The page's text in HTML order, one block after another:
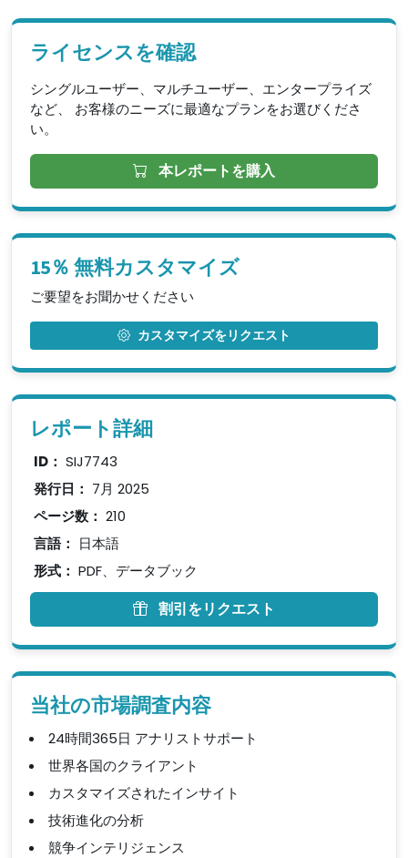
ライセンスを確認
シングルユーザー、マルチユーザー、エンタープライズ
など、 お客様のニーズに最適なプランをお選びくださ
い。
本レポートを購入
15％ 無料カスタマイズ
ご要望をお聞かせください
カスタマイズをリクエスト
レポート詳細
ID： SIJ7743
発行日： 7月 2025
ページ数： 210
言語： 日本語
形式： PDF、データブック
割引をリクエスト
当社の市場調査内容
24時間365日 アナリストサポート
世界各国のクライアント
カスタマイズされたインサイト
技術進化の分析
競争インテリジェンス